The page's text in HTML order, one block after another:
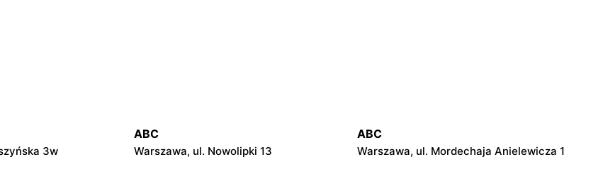
3w
ABC
Warszawa, ul. Nowolipki 13
ABC
Warszawa, ul. Mordechaja Anielewicza 1